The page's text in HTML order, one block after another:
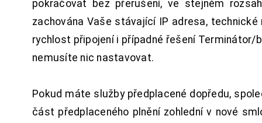
pokračovat bez přerušení, ve stejném
zachována Vaše stávající IP adresa, technické
rychlost připojení i případné řešení Terminátor/
nemusíte nic nastavovat.
Pokud máte služby předplacené dopředu,
část předplaceného plnění zohlední v nové